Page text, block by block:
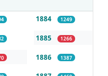
1884 1249
1885 1266
1886 1387